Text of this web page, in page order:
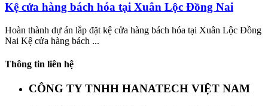
Kệ cửa hàng bách hóa tại Xuân Lộc Đồng Nai
Hoàn thành dự án lắp đặt kệ cửa hàng bách hóa tại Xuân Lộc Đồng
Nai Kệ cửa hàng bách ...
Thông tin liên hệ
CÔNG TY TNHH HANATECH VIỆT NAM